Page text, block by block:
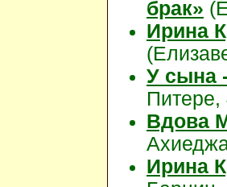
брак»
Ирина
У сына
Питере,
Вдова
Ирина